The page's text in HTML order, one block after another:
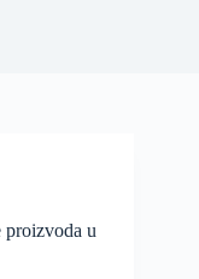
proizvoda u